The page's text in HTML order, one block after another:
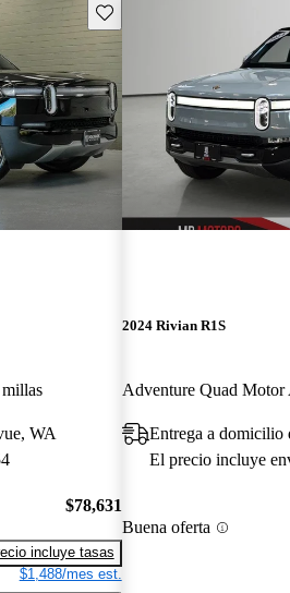
Guarda este Aviso
WA
$78,631
incluye tasas
$1,488/mes est.
2024 Rivian R1S
Adventure Quad Motor
Entrega a domicilio
El precio incluye
Buena oferta